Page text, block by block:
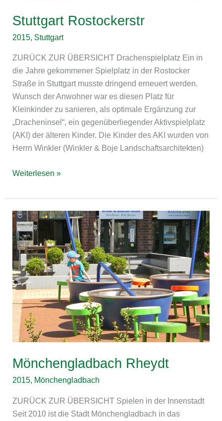
Stuttgart Rostockerstr
2015, Stuttgart
ZURÜCK ZUR ÜBERSICHT Drachenspielplatz Ein in
die Jahre gekommener Spielplatz in der Rostocker
Straße in Stuttgart musste dringend erneuert werden.
Wunsch der Anwohner war es diesen Platz für
Kleinkinder zu sanieren, als optimale Ergänzung zur
„Dracheninsel“, ein gegenüberliegender Aktivspielplatz
(AKI) der älteren Kinder. Die Kinder des AKI wurden von
Herrn Winkler (Winkler & Boje Landschaftsarchitekten)
Weiterlesen »
Mönchengladbach Rheydt
2015, Mönchengladbach
ZURÜCK ZUR ÜBERSICHT Spielen in der Innenstadt
Seit 2010 ist die Stadt Mönchengladbach in das
Mönchengladbach
Rheydt